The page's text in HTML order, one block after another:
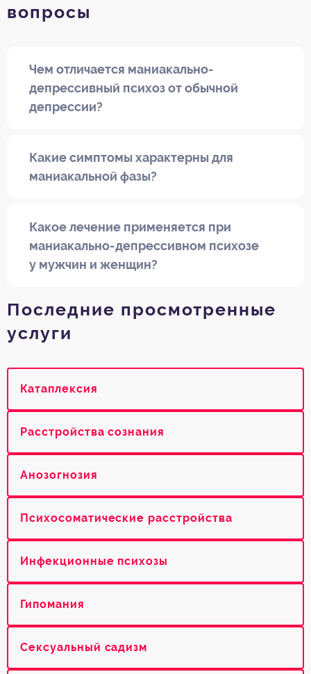
вопросы
Чем отличается маниакально-
депрессивный психоз от обычной
депрессии?
Какие симптомы характерны для
маниакальной фазы?
Какое лечение применяется при
маниакально-депрессивном психозе
у мужчин и женщин?
Последние просмотренные
услуги
Катаплексия
Расстройства сознания
Анозогнозия
Психосоматические расстройства
Инфекционные психозы
Гипомания
Сексуальный садизм